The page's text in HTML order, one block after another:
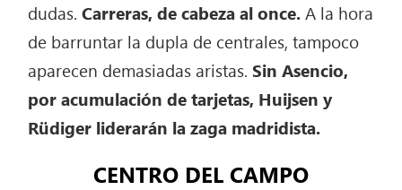
dudas. Carreras, de cabeza al once.A la hora
de barruntar la dupla de centrales, tampoco
aparecen demasiadas aristas. Sin Asencio,
por acumulación de tarjetas, Huijsen y
Rüdiger liderarán la zaga madridista.
CENTRO DEL CAMPO